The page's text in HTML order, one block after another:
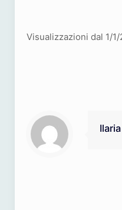
Visualizzazioni dal 1/